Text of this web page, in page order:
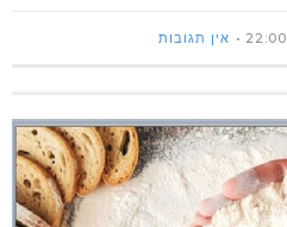
22:00 אין תגובות